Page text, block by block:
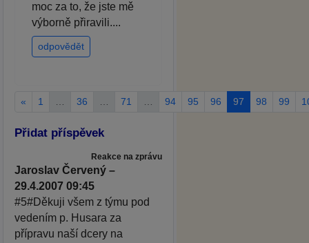
moc za to, že jste mě
výborně přiravili....
odpovědět
« 1 … 36 … 71 … 94 95 96 97 98 99
Přidat příspěvek
Reakce na zprávu
Jaroslav Červený –
29.4.2007 09:45
#5#Děkuji všem z týmu pod
vedením p. Husara za
přípravu naší dcery na